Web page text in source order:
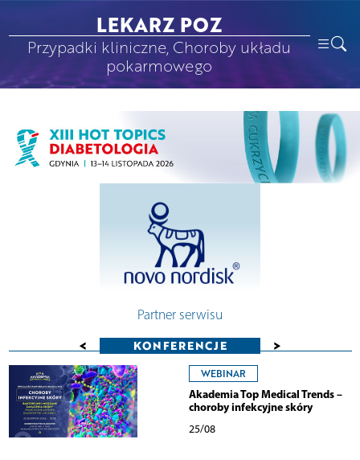
LEKARZ POZ
Przypadki kliniczne, Choroby układu
pokarmowego
Partner serwisu
< KONFERENCJE >
WEBINAR
Akademia Top Medical Trends –
choroby infekcyjne skóry
25/08